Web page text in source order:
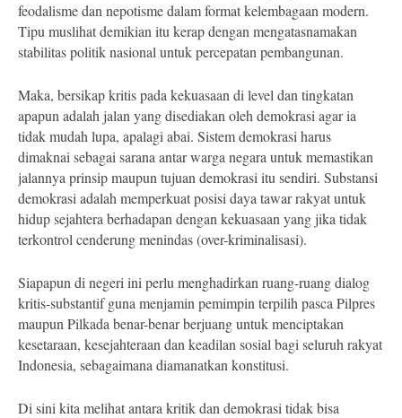
feodalisme dan nepotisme dalam format kelembagaan modern.
Tipu muslihat demikian itu kerap dengan mengatasnamakan
stabilitas politik nasional untuk percepatan pembangunan.
Maka, bersikap kritis pada kekuasaan di level dan tingkatan
apapun adalah jalan yang disediakan oleh demokrasi agar ia
tidak mudah lupa, apalagi abai. Sistem demokrasi harus
dimaknai sebagai sarana antar warga negara untuk memastikan
jalannya prinsip maupun tujuan demokrasi itu sendiri. Substansi
demokrasi adalah memperkuat posisi daya tawar rakyat untuk
hidup sejahtera berhadapan dengan kekuasaan yang jika tidak
terkontrol cenderung menindas (over-kriminalisasi).
Siapapun di negeri ini perlu menghadirkan ruang-ruang dialog
kritis-substantif guna menjamin pemimpin terpilih pasca Pilpres
maupun Pilkada benar-benar berjuang untuk menciptakan
kesetaraan, kesejahteraan dan keadilan sosial bagi seluruh rakyat
Indonesia, sebagaimana diamanatkan konstitusi.
Di sini kita melihat antara kritik dan demokrasi tidak bisa